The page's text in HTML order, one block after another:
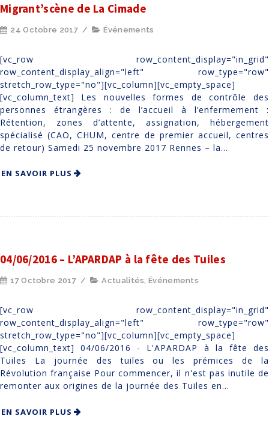
Migrant’scène de La Cimade
24 Octobre 2017 / Événements
[vc_row row_content_display="in_grid"
row_content_display_align="left" row_type="row"
stretch_row_type="no"][vc_column][vc_empty_space]
[vc_column_text] Les nouvelles formes de contrôle des
personnes étrangères : de l’accueil à l’enfermement :
Rétention, zones d’attente, assignation, hébergement
spécialisé (CAO, CHUM, centre de premier accueil, centres
de retour) Samedi 25 novembre 2017 Rennes – la...
EN SAVOIR PLUS
04/06/2016 – L’APARDAP à la fête des Tuiles
17 Octobre 2017 / Actualités,Événements
[vc_row row_content_display="in_grid"
row_content_display_align="left" row_type="row"
stretch_row_type="no"][vc_column][vc_empty_space]
[vc_column_text] 04/06/2016 - L'APARDAP à la fête des
Tuiles La journée des tuiles ou les prémices de la
Révolution française Pour commencer, il n'est pas inutile de
remonter aux origines de la journée des Tuiles en...
EN SAVOIR PLUS